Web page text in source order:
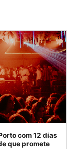
com 12 dias
que promete